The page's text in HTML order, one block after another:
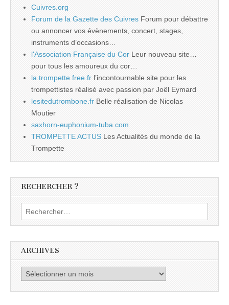
Cuivres.org
Forum de la Gazette des Cuivres Forum pour débattre
ou annoncer vos évènements, concert, stages,
instruments d’occasions…
l'Association Française du Cor Leur nouveau site…
pour tous les amoureux du cor…
la.trompette.free.fr l’incontournable site pour les
trompettistes réalisé avec passion par Joël Eymard
lesitedutrombone.fr Belle réalisation de Nicolas
Moutier
saxhorn-euphonium-tuba.com
TROMPETTE ACTUS Les Actualités du monde de la
Trompette
RECHERCHER ?
Rechercher :
ARCHIVES
Archives